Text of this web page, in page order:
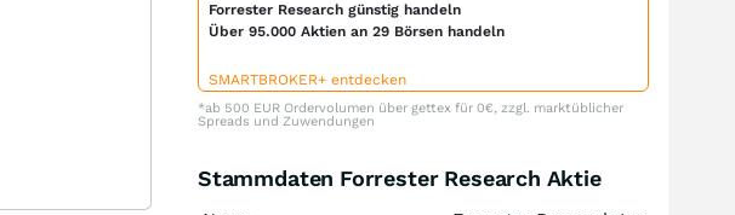
Forrester Research günstig handeln
Über 95.000 Aktien an 29 Börsen handeln
SMARTBROKER+ entdecken
*ab 500 EUR Ordervolumen über gettex für 0€, zzgl. marktüblicher
Spreads und Zuwendungen
Stammdaten Forrester Research Aktie